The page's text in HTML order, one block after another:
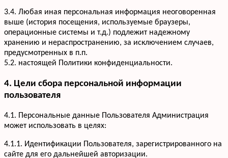
3.4. Любая иная персональная информация неоговоренная
выше (история посещения, используемые браузеры,
операционные системы и т.д.) подлежит надежному
хранению и нераспространению, за исключением случаев,
предусмотренных в п.п.
5.2. настоящей Политики конфиденциальности.
4. Цели сбора персональной информации
пользователя
4.1. Персональные данные Пользователя Администрация
может использовать в целях:
4.1.1. Идентификации Пользователя, зарегистрированного на
сайте для его дальнейшей авторизации.